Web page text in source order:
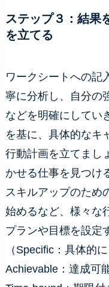
ステップ３：結果
を立てる
ワークシートへの記
寧に分析し、自分の
などを明確にしてい
を基に、具体的なキ
行動計画を立てまし
かせる仕事を見つけ
スキルアップのため
始めるなど、様々な
プランや目標を設定
（Specific：具体的
Achievable：達成可